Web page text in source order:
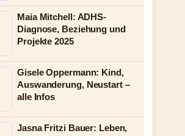
Maia Mitchell: ADHS-
Diagnose, Beziehung und
Projekte 2025
Gisele Oppermann: Kind,
Auswanderung, Neustart –
alle Infos
Jasna Fritzi Bauer: Leben,